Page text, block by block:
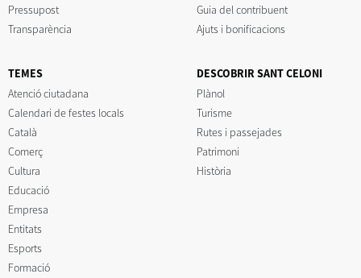
Pressupost
Transparència
Guia del contribuent
Ajuts i bonificacions
TEMES
Atenció ciutadana
Calendari de festes locals
Català
Comerç
Cultura
Educació
Empresa
Entitats
Esports
Formació
DESCOBRIR SANT CELONI
Plànol
Turisme
Rutes i passejades
Patrimoni
Història